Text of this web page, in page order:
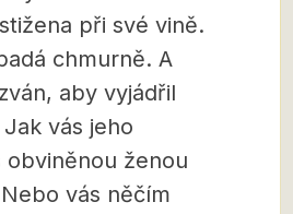
při své vině.
chmurně. A
aby vyjádřil
vás jeho
obviněnou ženou
vás něčím